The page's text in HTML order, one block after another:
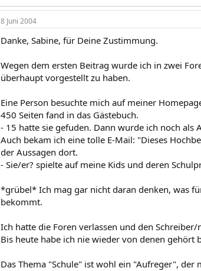
8 Juni 2004
Danke, Sabine, für Deine Zustimmung.
Wegen dem ersten Beitrag wurde ich in zwei
überhaupt vorgestellt zu haben.
Eine Person besuchte mich auf meiner
450 Seiten fand in das Gästebuch.
- 15 hatte sie gefuden. Dann wurde ich noch als
Auch bekam ich eine tolle E-Mail: "Dieses
der Aussagen dort.
- Sie/er? spielte auf meine Kids und deren
*grübel* Ich mag gar nicht daran denken, was
bekommt.
Ich hatte die Foren verlassen und den
Bis heute habe ich nie wieder von denen gehört
Das Thema "Schule" ist wohl ein "Aufreger",